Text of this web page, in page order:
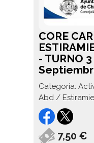
CORE
- TURNO
Categoría:
Abd /
7,50 €